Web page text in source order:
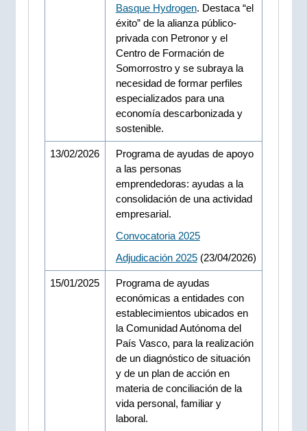
Basque Hydrogen. Destaca “el
éxito” de la alianza público-
privada con Petronor y el
Centro de Formación de
Somorrostro y se subraya la
necesidad de formar perfiles
especializados para una
economía descarbonizada y
sostenible.
13/02/2026
Programa de ayudas de apoyo
a las personas
emprendedoras: ayudas a la
consolidación de una actividad
empresarial.
Convocatoria 2025
Adjudicación 2025(23/04/2026)
15/01/2025
Programa de ayudas
económicas a entidades con
establecimientos ubicados en
la Comunidad Autónoma del
País Vasco, para la realización
de un diagnóstico de situación
y de un plan de acción en
materia de conciliación de la
vida personal, familiar y
laboral.